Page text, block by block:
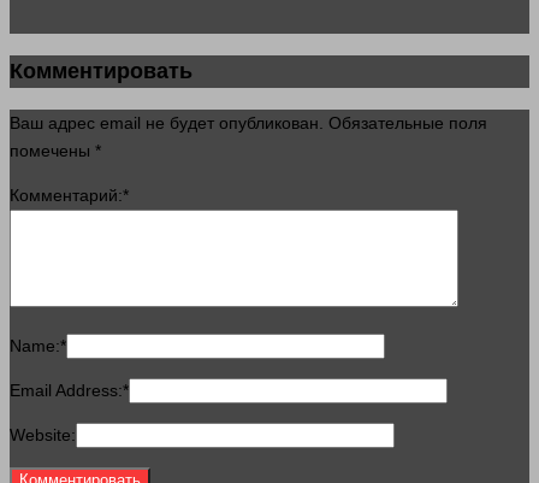
Комментировать
Ваш адрес email не будет опубликован. Обязательные поля
помечены *
Комментарий:*
Name:*
Email Address:*
Website: